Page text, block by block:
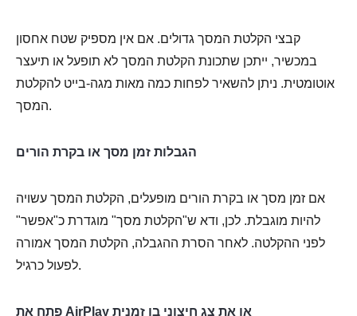
קבצי הקלטת המסך גדולים. אם אין מספיק שטח אחסון
במכשיר, ייתכן שתכונת הקלטת המסך לא תופעל או תיעצר
אוטומטית. ניתן להשאיר לפחות כמה מאות מגה-בייט להקלטת
המסך.
הגבלות זמן מסך או בקרת הורים
אם זמן מסך או בקרת הורים מופעלים, הקלטת המסך עשויה
להיות מוגבלת. לכן, ודא ש"הקלטת מסך" מוגדרת כ"אפשר"
לפני ההקלטה. לאחר הסרת ההגבלה, הקלטת המסך אמורה
לפעול כרגיל.
פתח את AirPlay או את צג חיצוני בו זמנית